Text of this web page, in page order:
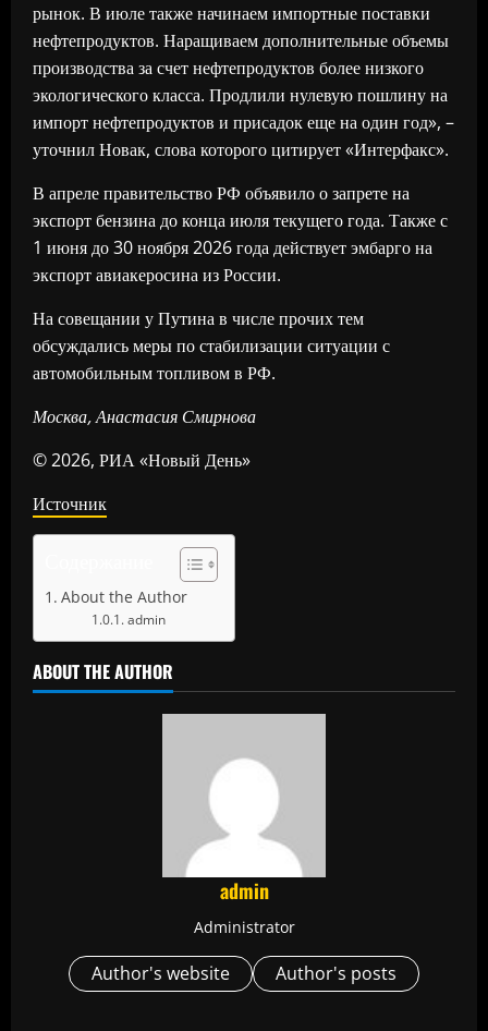
рынок. В июле также начинаем импортные поставки
нефтепродуктов. Наращиваем дополнительные объемы
производства за счет нефтепродуктов более низкого
экологического класса. Продлили нулевую пошлину на
импорт нефтепродуктов и присадок еще на один год», –
уточнил Новак, слова которого цитирует «Интерфакс».
В апреле правительство РФ объявило о запрете на
экспорт бензина до конца июля текущего года. Также с
1 июня до 30 ноября 2026 года действует эмбарго на
экспорт авиакеросина из России.
На совещании у Путина в числе прочих тем
обсуждались меры по стабилизации ситуации с
автомобильным топливом в РФ.
Москва, Анастасия Смирнова
© 2026, РИА «Новый День»
Источник
About the Author
admin
ABOUT THE AUTHOR
admin
Administrator
Author's website Author's posts